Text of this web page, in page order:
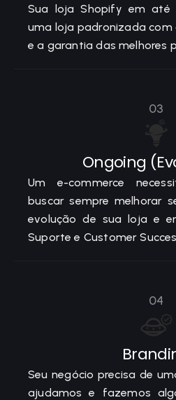
Sua loja Shopify em até
uma loja padronizada com
e a garantia das melhores
03
Ongoing
Um e-commerce
buscar sempre melhorar
evolução de sua loja e
Suporte e Customer
04
Seu negócio precisa de
ajudamos e fazemos